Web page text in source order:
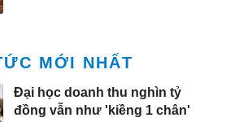
MỚI NHẤT
Đại học doanh thu nghìn tỷ
đồng vẫn như 'kiềng 1 chân'